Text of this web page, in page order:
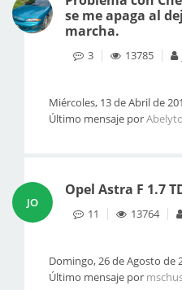
se me apaga al
marcha.
3 13785
Miércoles, 13 de Abril de
Último mensaje porAbelyto
JO
Opel Astra F 1.7
11 13764
Domingo, 26 de Agosto de
Último mensaje por